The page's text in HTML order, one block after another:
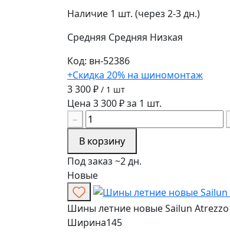
Наличие 1 шт. (через 2-3 дн.)
Средняя Средняя Низкая
Код: вн-52386
+Скидка 20% на шиномонтаж
3 300 ₽ / 1 шт
Цена 3 300 ₽ за 1 шт.
−
В корзину
Под заказ ~2 дн.
Новые
Шины летние новые Sailun Atrezzo
Ширина145